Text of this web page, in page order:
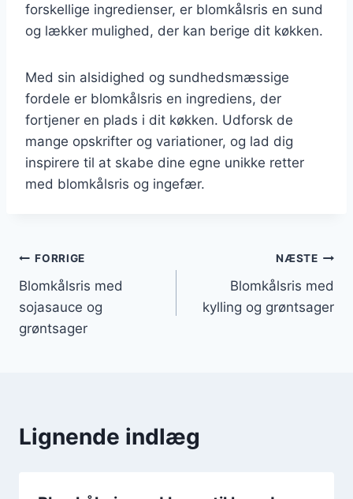
forskellige ingredienser, er blomkålsris en sund
og lækker mulighed, der kan berige dit køkken.
Med sin alsidighed og sundhedsmæssige
fordele er blomkålsris en ingrediens, der
fortjener en plads i dit køkken. Udforsk de
mange opskrifter og variationer, og lad dig
inspirere til at skabe dine egne unikke retter
med blomkålsris og ingefær.
Indlægsnavigation
FORRIGE
Blomkålsris med
sojasauce og
grøntsager
NÆSTE
Blomkålsris med
kylling og grøntsager
Lignende indlæg